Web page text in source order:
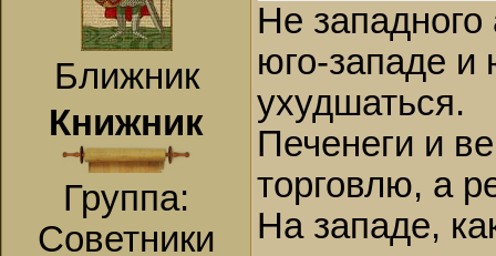
Ближник
Книжник
Группа:
Советники
Не
юго-западе и
ухудшаться.
Печенеги и
торговлю, а
На западе,